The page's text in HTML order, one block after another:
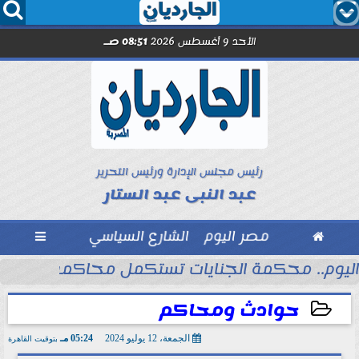
  
الأحد 9 أغسطس 2026 08:51 صـ
رئيس مجلس الإدارة ورئيس التحرير
عبد النبى عبد الستار
 مصر اليوم الشارع السياسي 
اليوم.. محكمة الجنايات تستكمل محاكمة
حوادث ومحاكم
الجمعة، 12 يوليو 2024 05:24 مـ بتوقيت القاهرة